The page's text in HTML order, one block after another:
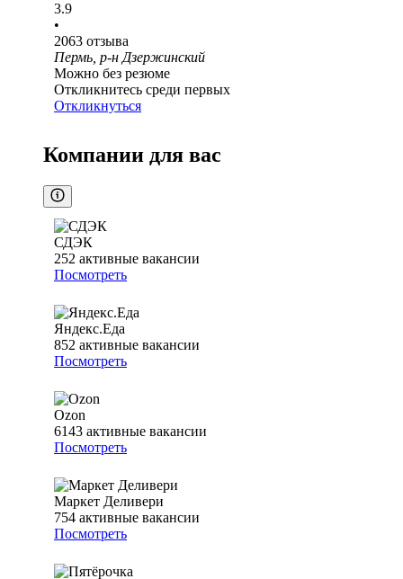
3.9
•
2063 отзыва
Пермь, р-н Дзержинский
Можно без резюме
Откликнитесь среди первых
Откликнуться
Компании для вас
СДЭК
252 активные вакансии
Посмотреть
Яндекс.Еда
852 активные вакансии
Посмотреть
Ozon
6143 активные вакансии
Посмотреть
Маркет Деливери
754 активные вакансии
Посмотреть